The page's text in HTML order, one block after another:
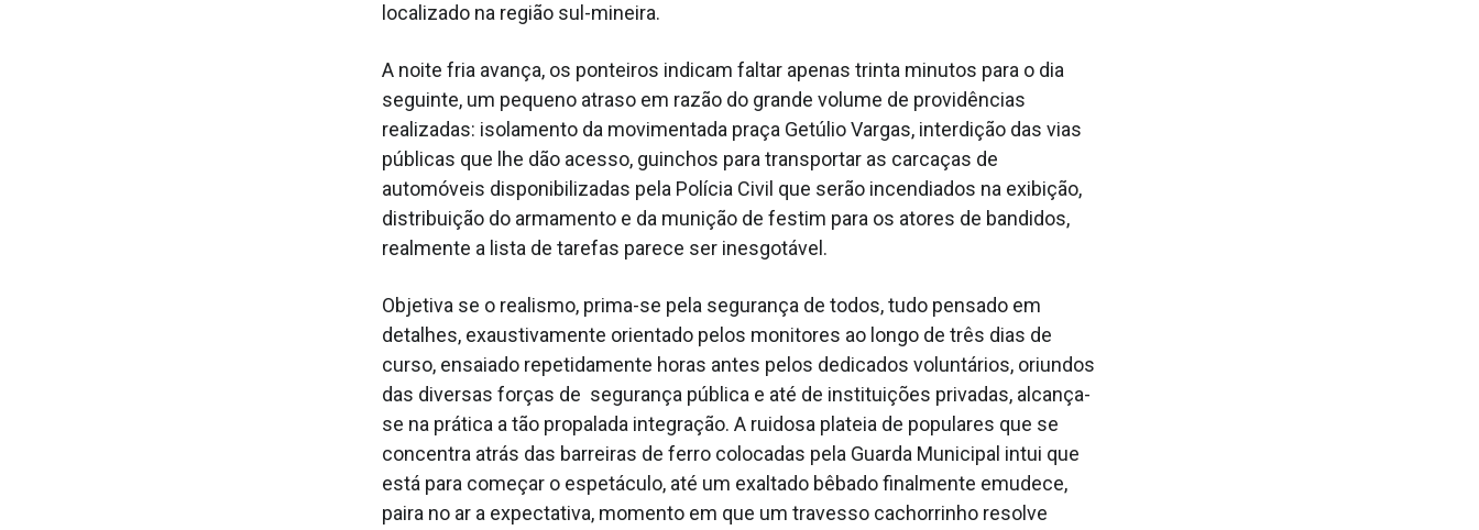
localizado na região sul-mineira.
A noite fria avança, os ponteiros indicam faltar apenas trinta minutos para o dia
seguinte, um pequeno atraso em razão do grande volume de providências
realizadas: isolamento da movimentada praça Getúlio Vargas, interdição das vias
públicas que lhe dão acesso, guinchos para transportar as carcaças de
automóveis disponibilizadas pela Polícia Civil que serão incendiados na exibição,
distribuição do armamento e da munição de festim para os atores de bandidos,
realmente a lista de tarefas parece ser inesgotável.
Objetiva se o realismo, prima-se pela segurança de todos, tudo pensado em
detalhes, exaustivamente orientado pelos monitores ao longo de três dias de
curso, ensaiado repetidamente horas antes pelos dedicados voluntários, oriundos
das diversas forças de segurança pública e até de instituições privadas, alcança-
se na prática a tão propalada integração. A ruidosa plateia de populares que se
concentra atrás das barreiras de ferro colocadas pela Guarda Municipal intui que
está para começar o espetáculo, até um exaltado bêbado finalmente emudece,
paira no ar a expectativa, momento em que um travesso cachorrinho resolve